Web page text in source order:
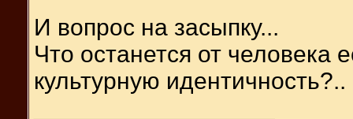
И вопрос на засыпку...
Что останется от человека
культурную идентичность?..